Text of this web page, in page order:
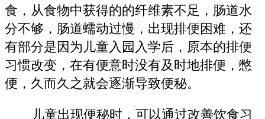
食，从食物中获得的的纤维素不足，肠道水
分不够，肠道蠕动过慢，出现排便困难，还
有部分是因为儿童入园入学后，原本的排便
习惯改变，在有便意时没有及时地排便，憋
便，久而久之就会逐渐导致便秘。
儿童出现便秘时，可以通过改善饮食习